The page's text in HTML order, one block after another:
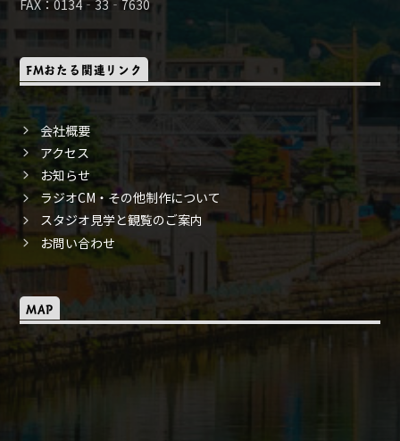
FAX：0134‐33‐7630
FMおたる関連リンク
会社概要
アクセス
お知らせ
ラジオCM・その他制作について
スタジオ見学と観覧のご案内
お問い合わせ
MAP